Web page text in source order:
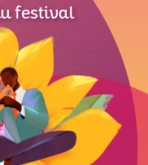
festival